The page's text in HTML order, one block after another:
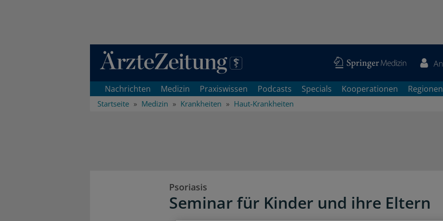
Direkt zum Inhaltsbereich
Nachrichten Medizin Praxiswissen Podcasts Specials Kooperationen Regionen
Startseite Medizin Krankheiten Haut-Krankheiten
Psoriasis
Seminar für Kinder und ihre Eltern